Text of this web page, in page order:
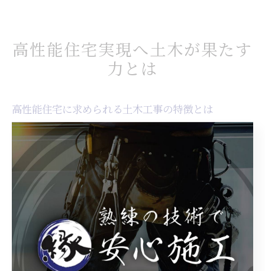
高性能住宅実現へ土木が果たす
力とは
高性能住宅に求められる土木工事の特徴とは
宮崎県で高性能住宅を実現するためには、土木工事の質
が極めて重要です。特に地盤の安定性や宅地造成、排水
計画など、見えない部分こそが住まいの安全性と快適性
に直結します。なぜなら、宮崎県特有の雨量や土壌、地
形条件に合わせた土木工事が、建物の長寿命化や災害リ
スクの低減につながるためです。
例えば、軟弱地盤地域では地盤改良や基礎補強が欠かせ
ません。これにより、地震や台風などの自然災害時にも